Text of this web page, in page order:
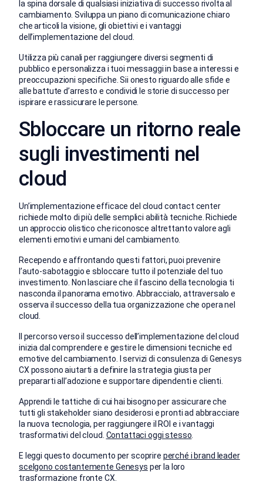
la spina dorsale di qualsiasi iniziativa di successo rivolta al
cambiamento. Sviluppa un piano di comunicazione chiaro
che articoli la visione, gli obiettivi e i vantaggi
dell’implementazione del cloud.
Utilizza più canali per raggiungere diversi segmenti di
pubblico e personalizza i tuoi messaggi in base a interessi e
preoccupazioni specifiche. Sii onesto riguardo alle sfide e
alle battute d’arresto e condividi le storie di successo per
ispirare e rassicurare le persone.
Sbloccare un ritorno reale
sugli investimenti nel
cloud
Un’implementazione efficace del cloud contact center
richiede molto di più delle semplici abilità tecniche. Richiede
un approccio olistico che riconosce altrettanto valore agli
elementi emotivi e umani del cambiamento.
Recependo e affrontando questi fattori, puoi prevenire
l’auto-sabotaggio e sbloccare tutto il potenziale del tuo
investimento. Non lasciare che il fascino della tecnologia ti
nasconda il panorama emotivo. Abbraccialo, attraversalo e
osserva il successo della tua organizzazione che opera nel
cloud.
Il percorso verso il successo dell’implementazione del cloud
inizia dal comprendere e gestire le dimensioni tecniche ed
emotive del cambiamento. I servizi di consulenza di Genesys
CX possono aiutarti a definire la strategia giusta per
prepararti all’adozione e supportare dipendenti e clienti.
Apprendi le tattiche di cui hai bisogno per assicurare che
tutti gli stakeholder siano desiderosi e pronti ad abbracciare
la nuova tecnologia, per raggiungere il ROI e i vantaggi
trasformativi del cloud. Contattaci oggi stesso
E leggi questo documento per scoprire perché i brand leader
scelgono costantemente Genesys per la loro
trasformazione fronte CX.